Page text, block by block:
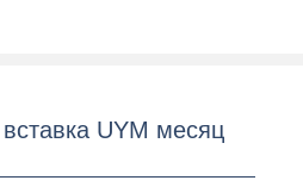
UYM месяц